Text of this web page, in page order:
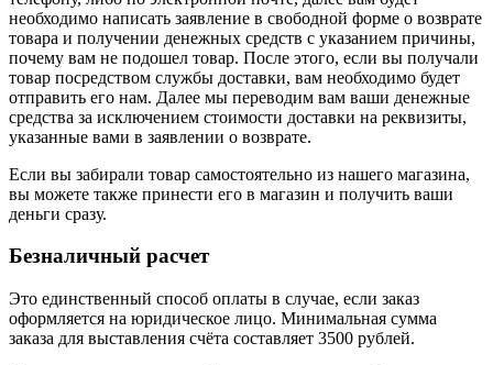
необходимо написать заявление в свободной форме о возврате
товара и получении денежных средств с указанием причины,
почему вам не подошел товар. После этого, если вы получали
товар посредством службы доставки, вам необходимо будет
отправить его нам. Далее мы переводим вам ваши денежные
средства за исключением стоимости доставки на реквизиты,
указанные вами в заявлении о возврате.
Если вы забирали товар самостоятельно из нашего магазина,
вы можете также принести его в магазин и получить ваши
деньги сразу.
Безналичный расчет
Это единственный способ оплаты в случае, если заказ
оформляется на юридическое лицо. Минимальная сумма
заказа для выставления счёта составляет 3500 рублей.